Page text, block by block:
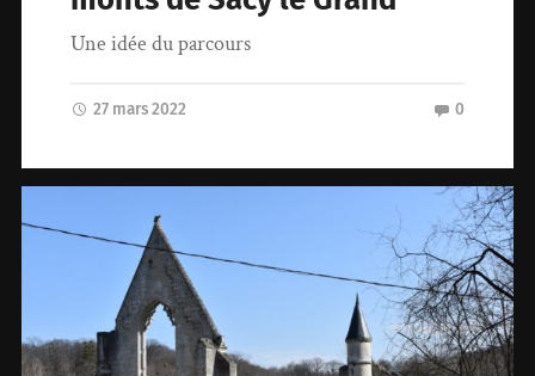
Une idée du parcours
27 mars 2022 0